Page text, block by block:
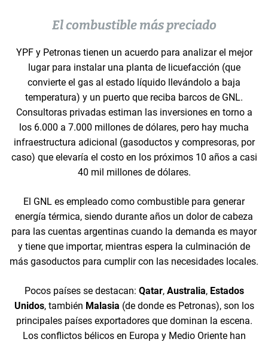
El combustible más preciado
YPF y Petronas tienen un acuerdo para analizar el mejor
lugar para instalar una planta de licuefacción (que
convierte el gas al estado líquido llevándolo a baja
temperatura) y un puerto que reciba barcos de GNL.
Consultoras privadas estiman las inversiones en torno a
los 6.000 a 7.000 millones de dólares, pero hay mucha
infraestructura adicional (gasoductos y compresoras, por
caso) que elevaría el costo en los próximos 10 años a casi
40 mil millones de dólares.
El GNL es empleado como combustible para generar
energía térmica, siendo durante años un dolor de cabeza
para las cuentas argentinas cuando la demanda es mayor
y tiene que importar, mientras espera la culminación de
más gasoductos para cumplir con las necesidades locales.
Pocos países se destacan: Qatar,Australia,Estados
Unidos, también Malasia (de donde es Petronas), son los
principales países exportadores que dominan la escena.
Los conflictos bélicos en Europa y Medio Oriente han